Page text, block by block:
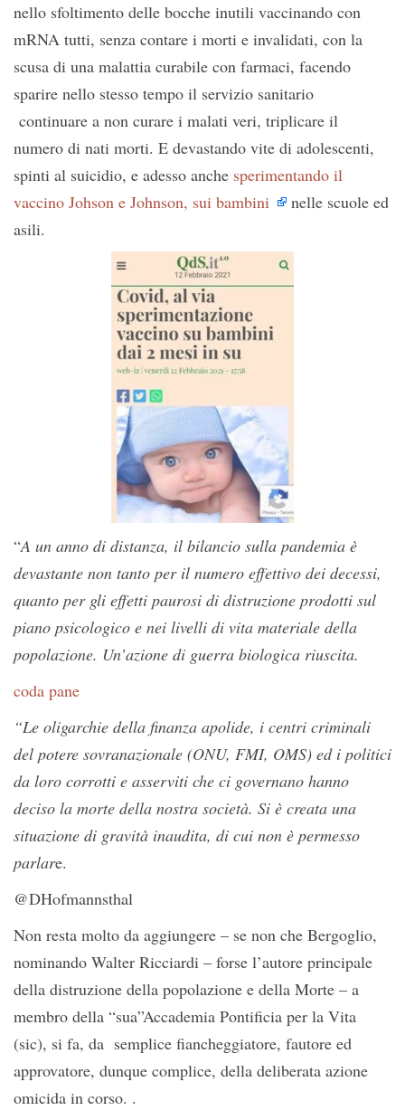
nello sfoltimento delle bocche inutili vaccinando con
mRNA tutti, senza contare i morti e invalidati, con la
scusa di una malattia curabile con farmaci, facendo
sparire nello stesso tempo il servizio sanitario
continuare a non curare i malati veri, triplicare il
numero di nati morti. E devastando vite di adolescenti,
spinti al suicidio, e adesso anche sperimentando il
vaccino Johson e Johnson, sui bambini
nelle scuole ed
asili.
“A un anno di distanza, il bilancio sulla pandemia è
devastante non tanto per il numero effettivo dei decessi,
quanto per gli effetti paurosi di distruzione prodotti sul
piano psicologico e nei livelli di vita materiale della
popolazione. Un’azione di guerra biologica riuscita.
coda pane
“Le oligarchie della finanza apolide, i centri criminali
del potere sovranazionale (ONU, FMI, OMS) ed i politici
da loro corrotti e asserviti che ci governano hanno
deciso la morte della nostra società. Si è creata una
situazione di gravità inaudita, di cui non è permesso
parlare.
@DHofmannsthal
Non resta molto da aggiungere – se non che Bergoglio,
nominando Walter Ricciardi – forse l’autore principale
della distruzione della popolazione e della Morte – a
membro della “sua”Accademia Pontificia per la Vita
(sic), si fa, da semplice fiancheggiatore, fautore ed
approvatore, dunque complice, della deliberata azione
omicida in corso. .